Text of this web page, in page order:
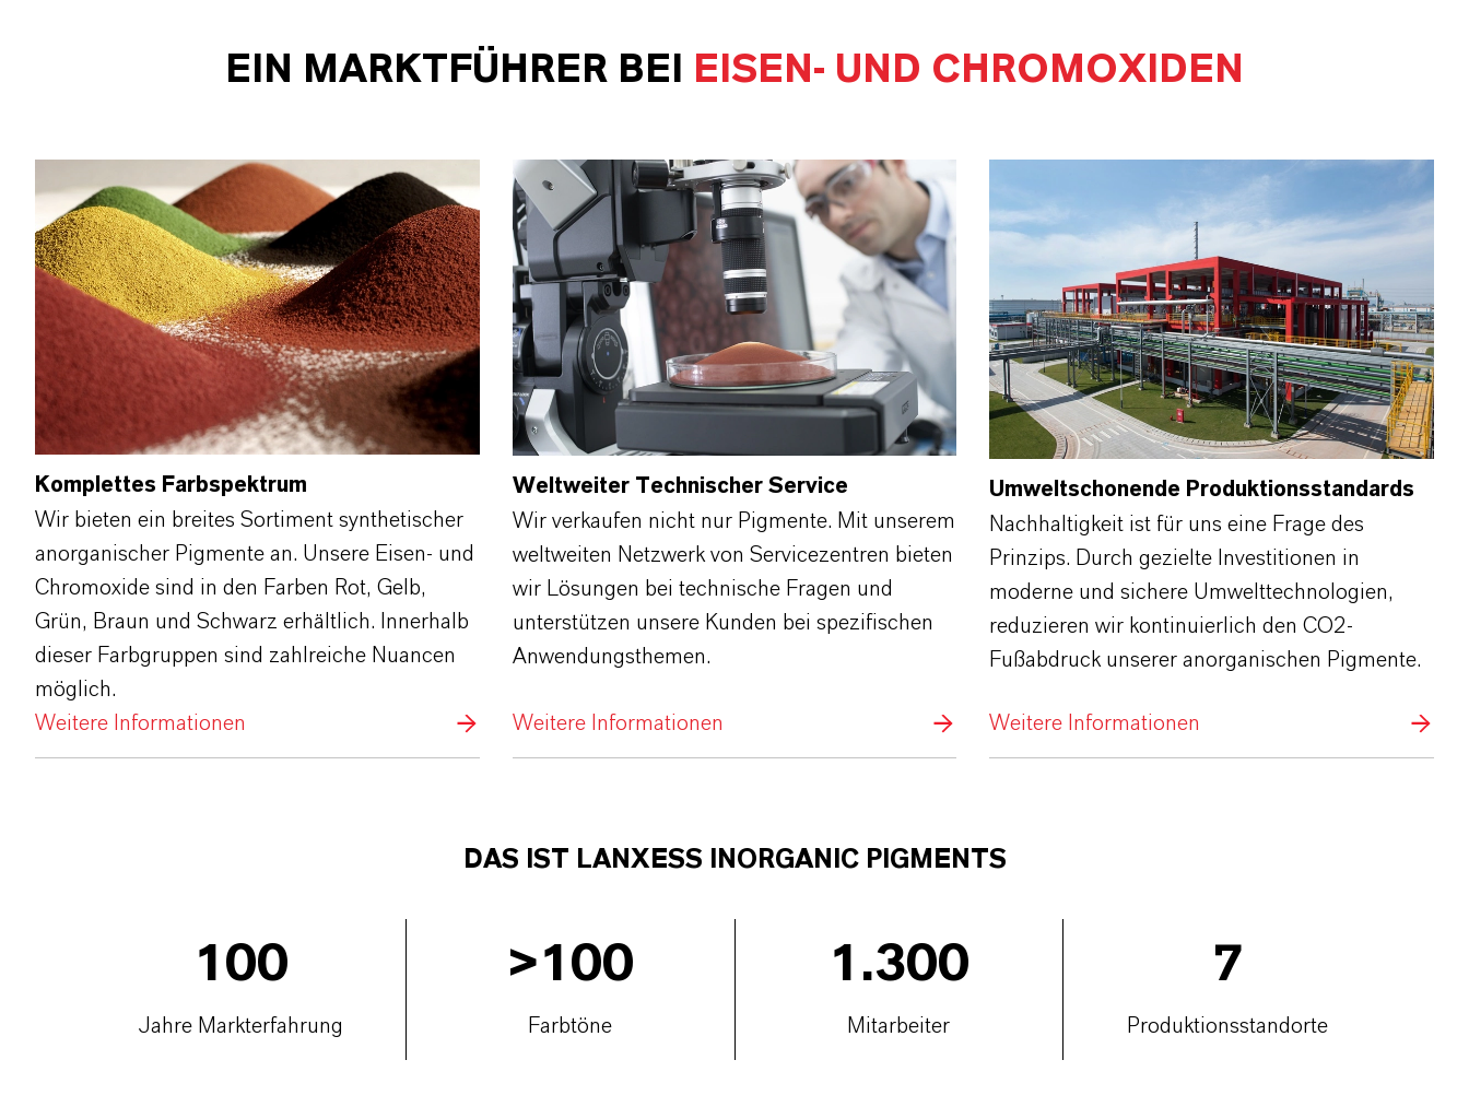
EIN MARKTFÜHRER BEI EISEN- UND CHROMOXIDEN
Komplettes Farbspektrum
Wir bieten ein breites Sortiment synthetischer
anorganischer Pigmente an. Unsere Eisen- und
Chromoxide sind in den Farben Rot, Gelb,
Grün, Braun und Schwarz erhältlich. Innerhalb
dieser Farbgruppen sind zahlreiche Nuancen
möglich.
Weitere Informationen
Weltweiter Technischer Service
Wir verkaufen nicht nur Pigmente. Mit unserem
weltweiten Netzwerk von Servicezentren bieten
wir Lösungen bei technische Fragen und
unterstützen unsere Kunden bei spezifischen
Anwendungsthemen.
Weitere Informationen
Umweltschonende Produktionsstandards
Nachhaltigkeit ist für uns eine Frage des
Prinzips. Durch gezielte Investitionen in
moderne und sichere Umwelttechnologien,
reduzieren wir kontinuierlich den CO2-
Fußabdruck unserer anorganischen Pigmente.
Weitere Informationen
DAS IST LANXESS INORGANIC PIGMENTS
100
Jahre Markterfahrung
>100
Farbtöne
1.300
Mitarbeiter
7
Produktionsstandorte